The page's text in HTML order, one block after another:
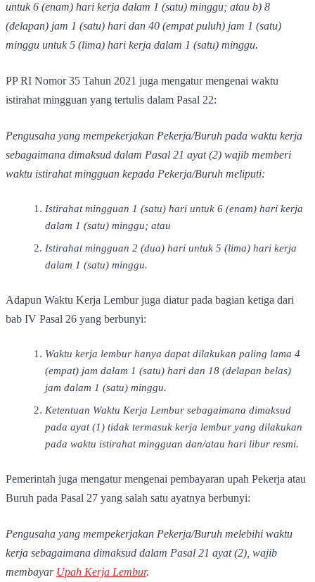
untuk 6 (enam) hari kerja dalam 1 (satu) minggu; atau b) 8
(delapan) jam 1 (satu) hari dan 40 (empat puluh) jam 1 (satu)
minggu untuk 5 (lima) hari kerja dalam 1 (satu) minggu.
PP RI Nomor 35 Tahun 2021 juga mengatur mengenai waktu
istirahat mingguan yang tertulis dalam Pasal 22:
Pengusaha yang mempekerjakan Pekerja/Buruh pada waktu kerja
sebagaimana dimaksud dalam Pasal 21 ayat (2) wajib memberi
waktu istirahat mingguan kepada Pekerja/Buruh meliputi:
Istirahat mingguan 1 (satu) hari untuk 6 (enam) hari kerja
dalam 1 (satu) minggu; atau
Istirahat mingguan 2 (dua) hari untuk 5 (lima) hari kerja
dalam 1 (satu) minggu.
Adapun Waktu Kerja Lembur juga diatur pada bagian ketiga dari
bab IV Pasal 26 yang berbunyi:
Waktu kerja lembur hanya dapat dilakukan paling lama 4
(empat) jam dalam 1 (satu) hari dan 18 (delapan belas)
jam dalam 1 (satu) minggu.
Ketentuan Waktu Kerja Lembur sebagaimana dimaksud
pada ayat (1) tidak termasuk kerja lembur yang dilakukan
pada waktu istirahat mingguan dan/atau hari libur resmi.
Pemerintah juga mengatur mengenai pembayaran upah Pekerja atau
Buruh pada Pasal 27 yang salah satu ayatnya berbunyi:
Pengusaha yang mempekerjakan Pekerja/Buruh melebihi waktu
kerja sebagaimana dimaksud dalam Pasal 21 ayat (2), wajib
membayar Upah Kerja Lembur.